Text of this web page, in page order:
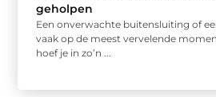
geholpen
Een onverwachte buitensluiting of
vaak op de meest vervelende
hoef je in zo’n ...